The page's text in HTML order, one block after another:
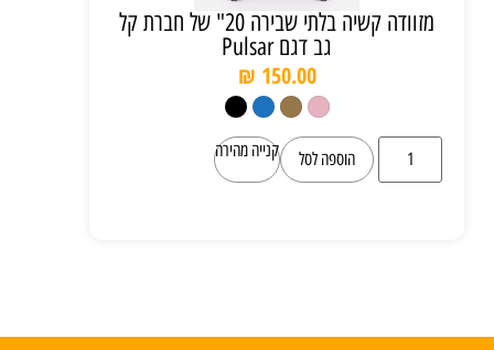
מזוודה קשיה בלתי שבירה 20" של חברת קל
גב דגם Pulsar
₪ 150.00
הוספה לסל קנייה מהירה